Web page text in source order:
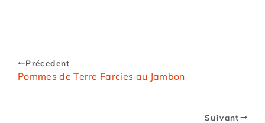
Précedent
Pommes de Terre Farcies au Jambon
Suivant